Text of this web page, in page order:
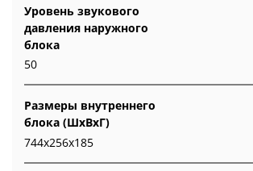
Уровень звукового
давления наружного
блока
50
Размеры внутреннего
блока (ШхВхГ)
744х256х185